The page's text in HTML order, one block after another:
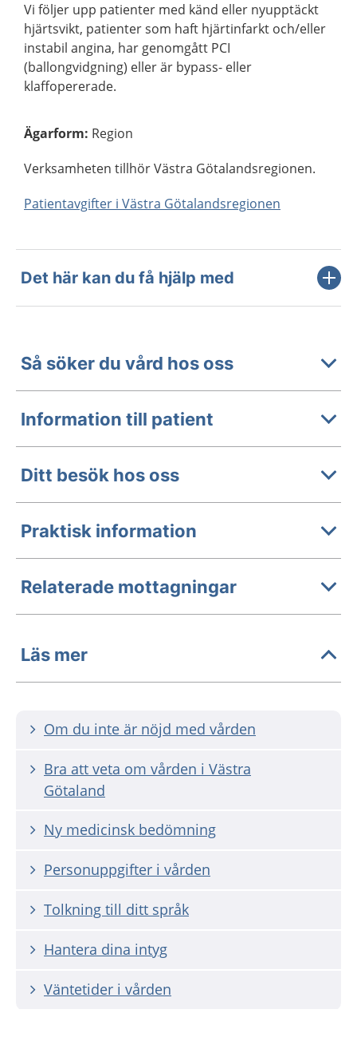
Vi följer upp patienter med känd eller nyupptäckt
hjärtsvikt, patienter som haft hjärtinfarkt och/eller
instabil angina, har genomgått PCI
(ballongvidgning) eller är bypass- eller
klaffopererade.
Ägarform: Region
Verksamheten tillhör Västra Götalandsregionen.
Patientavgifter i Västra Götalandsregionen
Det här kan du få hjälp med
Så söker du vård hos oss
Information till patient
Ditt besök hos oss
Praktisk information
Relaterade mottagningar
Läs mer
Om du inte är nöjd med vården
Bra att veta om vården i Västra
Götaland
Ny medicinsk bedömning
Personuppgifter i vården
Tolkning till ditt språk
Hantera dina intyg
Väntetider i vården